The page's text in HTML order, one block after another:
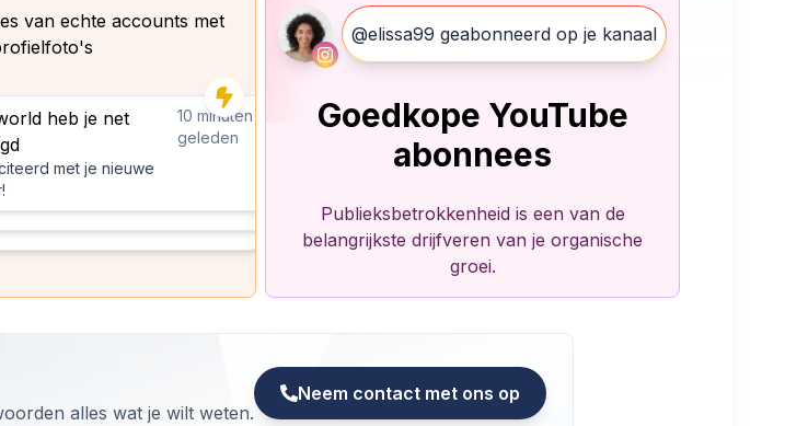
van echte accounts met
heb je net
met je nieuwe
10 minuten
geleden
@elissa99 geabonneerd op je kanaal
Goedkope YouTube
abonnees
Publieksbetrokkenheid is een van de
belangrijkste drijfveren van je organische
groei.
alles wat je wilt weten.
Neem contact met ons op